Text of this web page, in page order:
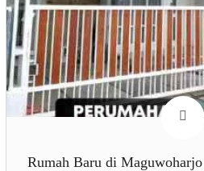
Rumah Baru di